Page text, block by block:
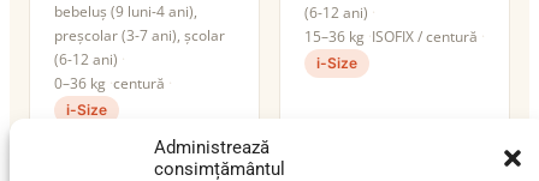
Administrează
consimțământul
bebeluș (9 luni-4 ani),
preșcolar (3-7 ani), școlar
(6-12 ani)
0–36 kg centură
i-Size
(6-12 ani)
15–36 kg ISOFIX / centură
i-Size